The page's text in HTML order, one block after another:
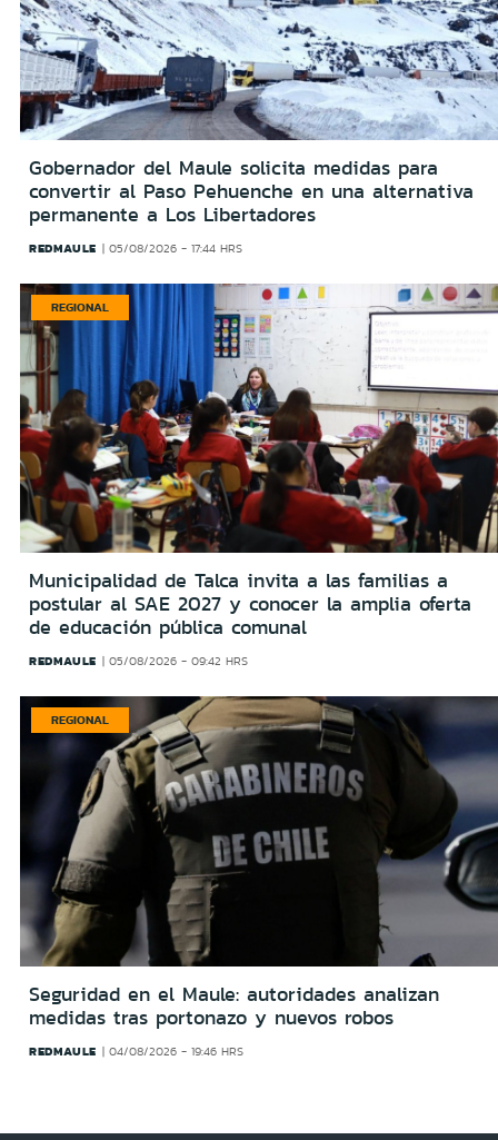
Gobernador del Maule solicita medidas para
convertir al Paso Pehuenche en una alternativa
permanente a Los Libertadores
REDMAULE 05/08/2026 - 17:44 HRS
REGIONAL
Municipalidad de Talca invita a las familias a
postular al SAE 2027 y conocer la amplia oferta
de educación pública comunal
REDMAULE 05/08/2026 - 09:42 HRS
REGIONAL
Seguridad en el Maule: autoridades analizan
medidas tras portonazo y nuevos robos
REDMAULE 04/08/2026 - 19:46 HRS